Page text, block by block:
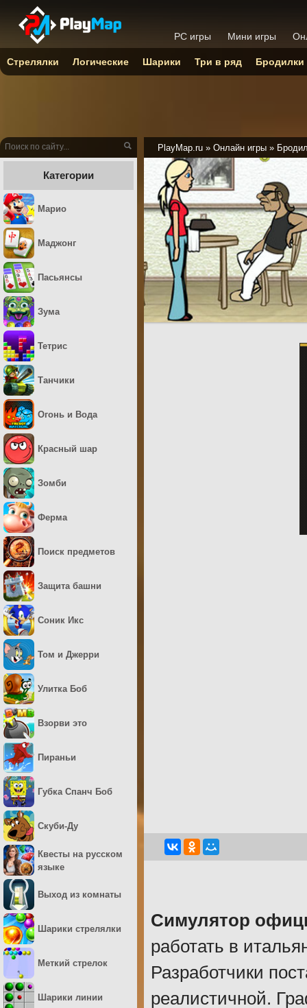
PlayMap.ru » Онлайн игры »
Симулятор
работать в
Разработчики
реалистичной.
Категории
Марио
Маджонг
Пасьянсы
Зума
Тетрис
Танчики
Огонь и Вода
Красный шар
Зомби
Ферма
Поиск предметов
Защита башни
Соник Икс
Том и Джерри
Улитка Боб
Взорви это
Пираньи
Губка Спанч Боб
Скуби-Ду
Квесты на русском
языке
Выход из комнаты
Шарики стрелялки
Меткий стрелок
Шарики линии
PC игры Мини игры
Стрелялки Логические Шарики Три в ряд Бродилки